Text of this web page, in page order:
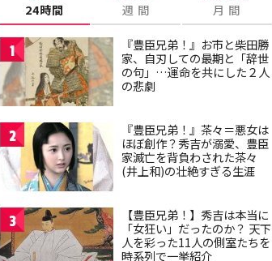
24時間 週 間 月 間
1
『豊臣兄弟！』お市と柴田勝
家、自刃しての最期と「辞世
の句」…運命を共にした２人
の悲劇
2
『豊臣兄弟！』茶々＝悪女は
ほぼ創作？秀吉が溺愛、豊臣
家滅亡を背負わされた茶々
(井上和)の壮絶すぎる生涯
3
【豊臣兄弟！】秀吉は本当に
「女狂い」だったのか？ 天下
人を彩った11人の側室たちを
時系列で一挙紹介